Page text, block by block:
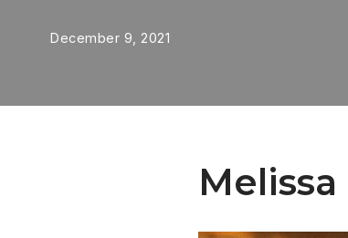
December 9, 2021